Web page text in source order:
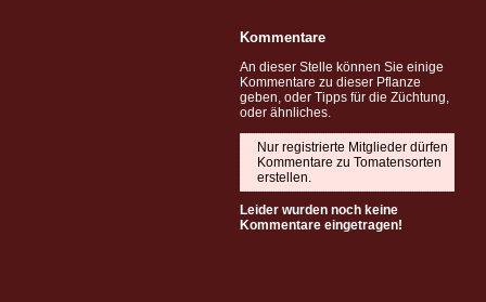
Kommentare
An dieser Stelle können Sie einige
Kommentare zu dieser Pflanze
geben, oder Tipps für die Züchtung,
oder ähnliches.
Nur registrierte Mitglieder dürfen
Kommentare zu Tomatensorten
erstellen.
Leider wurden noch keine
Kommentare eingetragen!